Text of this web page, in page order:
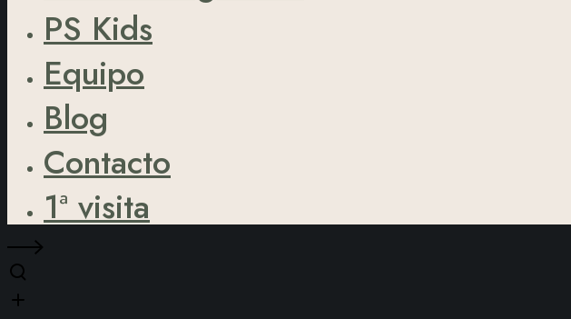
PS Kids
Equipo
Blog
Contacto
1ª visita